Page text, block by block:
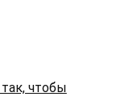
чтобы